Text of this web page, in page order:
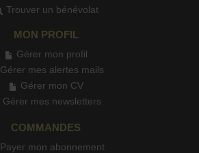
Trouver un bénévolat
MON PROFIL
Gérer mon profil
Gérer mes alertes mails
Gérer mon CV
Gérer mes newsletters
COMMANDES
Payer mon abonnement